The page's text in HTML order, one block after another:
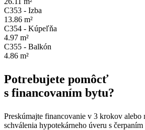
C353 - Izba
13.86 m²
C354 - Kúpeľňa
4.97 m²
C355 - Balkón
4.86 m²
Potrebujete pomôcť
s financovaním bytu?
Preskúmajte financovanie v 3 krokov alebo
schválenia hypotekárneho úveru s